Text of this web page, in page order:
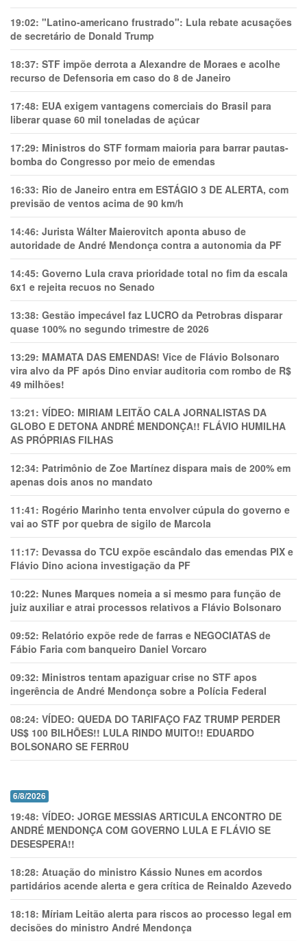
19:02: "Latino-americano frustrado": Lula rebate acusações
de secretário de Donald Trump
18:37: STF impõe derrota a Alexandre de Moraes e acolhe
recurso de Defensoria em caso do 8 de Janeiro
17:48: EUA exigem vantagens comerciais do Brasil para
liberar quase 60 mil toneladas de açúcar
17:29: Ministros do STF formam maioria para barrar pautas-
bomba do Congresso por meio de emendas
16:33: Rio de Janeiro entra em ESTÁGIO 3 DE ALERTA, com
previsão de ventos acima de 90 km/h
14:46: Jurista Wálter Maierovitch aponta abuso de
autoridade de André Mendonça contra a autonomia da PF
14:45: Governo Lula crava prioridade total no fim da escala
6x1 e rejeita recuos no Senado
13:38: Gestão impecável faz LUCRO da Petrobras disparar
quase 100% no segundo trimestre de 2026
13:29: MAMATA DAS EMENDAS! Vice de Flávio Bolsonaro
vira alvo da PF após Dino enviar auditoria com rombo de R$
49 milhões!
13:21: VÍDEO: MIRIAM LEITÃO CALA JORNALISTAS DA
GLOBO E DETONA ANDRÉ MENDONÇA!! FLÁVIO HUMILHA
AS PRÓPRIAS FILHAS
12:34: Patrimônio de Zoe Martínez dispara mais de 200% em
apenas dois anos no mandato
11:41: Rogério Marinho tenta envolver cúpula do governo e
vai ao STF por quebra de sigilo de Marcola
11:17: Devassa do TCU expõe escândalo das emendas PIX e
Flávio Dino aciona investigação da PF
10:22: Nunes Marques nomeia a si mesmo para função de
juiz auxiliar e atrai processos relativos a Flávio Bolsonaro
09:52: Relatório expõe rede de farras e NEGOCIATAS de
Fábio Faria com banqueiro Daniel Vorcaro
09:32: Ministros tentam apaziguar crise no STF apos
ingerência de André Mendonça sobre a Polícia Federal
08:24: VÍDEO: QUEDA DO TARIFAÇO FAZ TRUMP PERDER
US$ 100 BILHÕES!! LULA RINDO MUITO!! EDUARDO
BOLSONARO SE FERR0U
6/8/2026
19:48: VÍDEO: JORGE MESSIAS ARTICULA ENCONTRO DE
ANDRÉ MENDONÇA COM GOVERNO LULA E FLÁVIO SE
DESESPERA!!
18:28: Atuação do ministro Kássio Nunes em acordos
partidários acende alerta e gera crítica de Reinaldo Azevedo
18:18: Míriam Leitão alerta para riscos ao processo legal em
decisões do ministro André Mendonça